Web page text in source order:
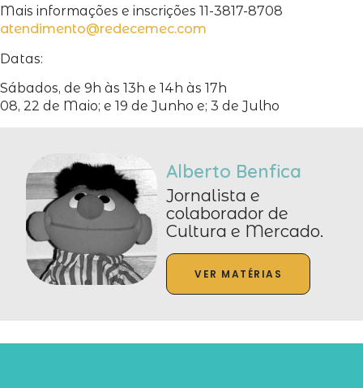
Mais informações e inscrições 11-3817-8708
atendimento@redecemec.com
Datas:
Sábados, de 9h às 13h e 14h às 17h
08, 22 de Maio; e 19 de Junho e; 3 de Julho
Alberto Benfica
Jornalista e
colaborador de
Cultura e Mercado.
VER MATÉRIAS